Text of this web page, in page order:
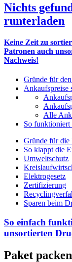
Nichts
runterladen
Keine Zeit zu
Patronen auch
Nachweis!
Gründe für
Ankaufspreise
Alle
So
Gründe für die
So klappt die
Umweltschutz
Elektrogesetz
Zertifizierung
Sparen beim
So einfach
unsortierten
Paket packen